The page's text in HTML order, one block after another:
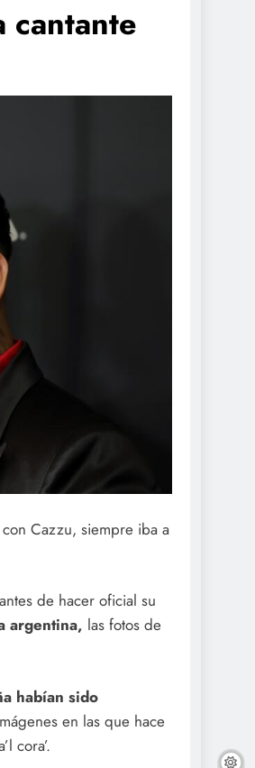
cantante
Cazzu, siempre iba a
de hacer oficial su
argentina, las fotos de
habían sido
en las que hace
cora’.